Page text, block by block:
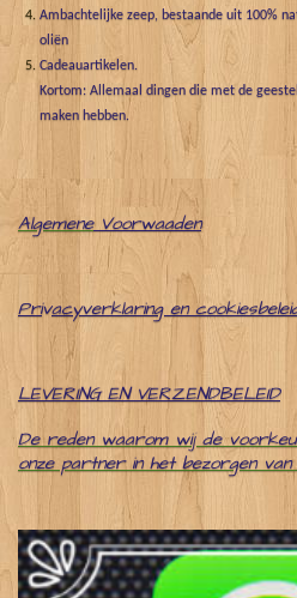
Ambachtelijke zeep, bestaande uit 100%
oliën
Cadeauartikelen.
Kortom: Allemaal dingen die met de
maken hebben.
Algemene Voorwaaden
Privacyverklaring en
LEVERING EN VERZENDBELEID
De reden waarom wij de
onze partner in het bezorgen